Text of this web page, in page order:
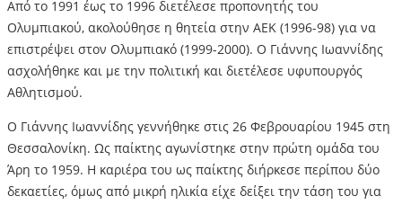
Από το 1991 έως το 1996 διετέλεσε προπονητής του
Ολυμπιακού, ακολούθησε η θητεία στην ΑΕΚ (1996-98) για να
επιστρέψει στον Ολυμπιακό (1999-2000). Ο Γιάννης Ιωαννίδης
ασχολήθηκε και με την πολιτική και διετέλεσε υφυπουργός
Αθλητισμού.
O Γιάννης Ιωαννίδης γεννήθηκε στις 26 Φεβρουαρίου 1945 στη
Θεσσαλονίκη. Ως παίκτης αγωνίστηκε στην πρώτη ομάδα του
Άρη το 1959. Η καριέρα του ως παίκτης διήρκεσε περίπου δύο
δεκαετίες, όμως από μικρή ηλικία είχε δείξει την τάση του για